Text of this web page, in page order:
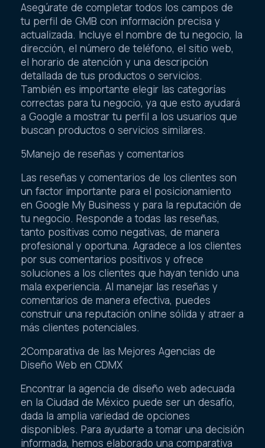
Asegúrate de completar todos los campos de
tu perfil de GMB con información precisa y
actualizada. Incluye el nombre de tu negocio, la
dirección, el número de teléfono, el sitio web,
el horario de atención y una descripción
detallada de tus productos o servicios.
También es importante elegir las categorías
correctas para tu negocio, ya que esto ayudará
a Google a mostrar tu perfil a los usuarios que
buscan productos o servicios similares.
5Manejo de reseñas y comentarios
Las reseñas y comentarios de los clientes son
un factor importante para el posicionamiento
en Google My Business y para la reputación de
tu negocio. Responde a todas las reseñas,
tanto positivas como negativas, de manera
profesional y oportuna. Agradece a los clientes
por sus comentarios positivos y ofrece
soluciones a los clientes que hayan tenido una
mala experiencia. Al manejar las reseñas y
comentarios de manera efectiva, puedes
construir una reputación online sólida y atraer a
más clientes potenciales.
2Comparativa de las Mejores Agencias de
Diseño Web en CDMX
Encontrar la agencia de diseño web adecuada
en la Ciudad de México puede ser un desafío,
dada la amplia variedad de opciones
disponibles. Para ayudarte a tomar una decisión
informada, hemos elaborado una comparativa